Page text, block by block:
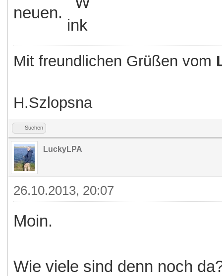
neuen.
Mit freundlichen Grüßen vom
H.Szlopsna
Suchen
LuckyLPA
26.10.2013, 20:07
Moin.
Wie viele sind denn noch